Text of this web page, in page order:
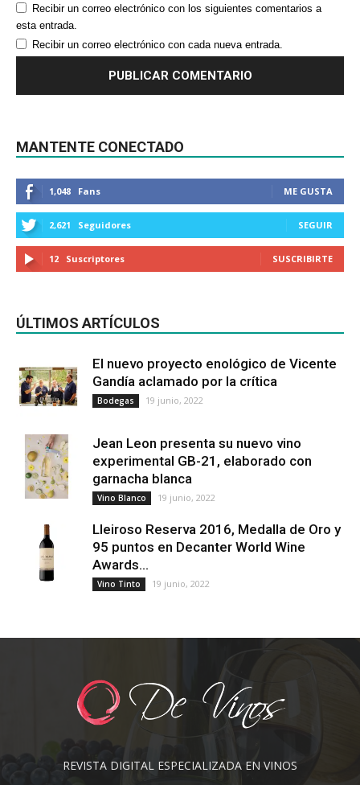
Recibir un correo electrónico con los siguientes comentarios a
esta entrada.
Recibir un correo electrónico con cada nueva entrada.
MANTENTE CONECTADO
1,048 Fans ME GUSTA
2,621 Seguidores SEGUIR
12 Suscriptores SUSCRIBIRTE
ÚLTIMOS ARTÍCULOS
El nuevo proyecto enológico de Vicente
Gandía aclamado por la crítica
Bodegas 19 junio, 2022
Jean Leon presenta su nuevo vino
experimental GB-21, elaborado con
garnacha blanca
Vino Blanco 19 junio, 2022
Lleiroso Reserva 2016, Medalla de Oro y
95 puntos en Decanter World Wine
Awards...
Vino Tinto 19 junio, 2022
REVISTA DIGITAL ESPECIALIZADA EN VINOS